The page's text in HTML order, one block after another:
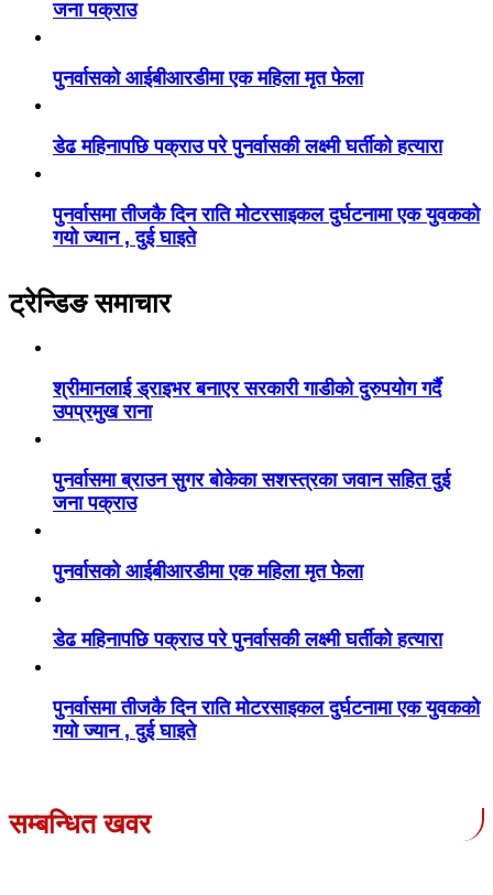
जना पक्राउ
पुनर्वासको आईबीआरडीमा एक महिला मृत फेला
डेढ महिनापछि पक्राउ परे पुनर्वासकी लक्ष्मी घर्तीको हत्यारा
पुनर्वासमा तीजकै दिन राति मोटरसाइकल दुर्घटनामा एक युवकको
गयो ज्यान , दुई घाइते
ट्रेन्डिङ समाचार
श्रीमानलाई ड्राइभर बनाएर सरकारी गाडीको दुरुपयोग गर्दै
उपप्रमुख राना
पुनर्वासमा ब्राउन सुगर बोकेका सशस्त्रका जवान सहित दुई
जना पक्राउ
पुनर्वासको आईबीआरडीमा एक महिला मृत फेला
डेढ महिनापछि पक्राउ परे पुनर्वासकी लक्ष्मी घर्तीको हत्यारा
पुनर्वासमा तीजकै दिन राति मोटरसाइकल दुर्घटनामा एक युवकको
गयो ज्यान , दुई घाइते
सम्बन्धित खवर